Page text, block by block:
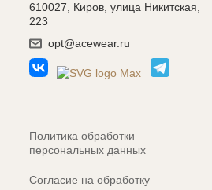
610027, Киров, улица Никитская,
223
opt@acewear.ru
Политика обработки
персональных данных
Согласие на обработку